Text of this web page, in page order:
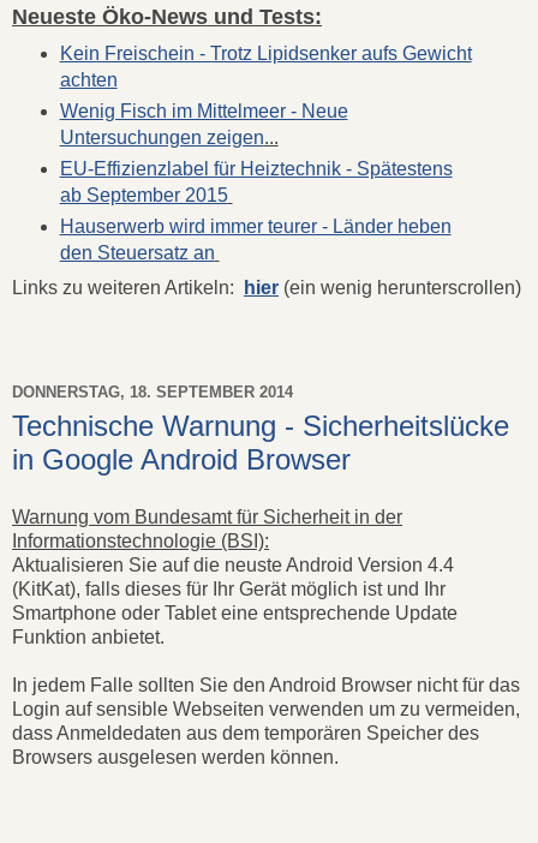
Neueste Öko-News und Tests:
Kein Freischein - Trotz Lipidsenker aufs Gewicht
achten
Wenig Fisch im Mittelmeer - Neue
Untersuchungen zeigen...
EU-Effizienzlabel für Heiztechnik - Spätestens
ab September 2015
Hauserwerb wird immer teurer - Länder heben
den Steuersatz an
Links zu weiteren Artikeln:
hier (ein wenig herunterscrollen)
DONNERSTAG, 18. SEPTEMBER 2014
Technische Warnung - Sicherheitslücke
in Google Android Browser
Warnung vom Bundesamt für Sicherheit in der
Informationstechnologie (BSI):
Aktualisieren Sie auf die neuste Android Version 4.4
(KitKat), falls dieses für Ihr Gerät möglich ist und Ihr
Smartphone oder Tablet eine entsprechende Update
Funktion anbietet.
In jedem Falle sollten Sie den Android Browser nicht für das
Login auf sensible Webseiten verwenden um zu vermeiden,
dass Anmeldedaten aus dem temporären Speicher des
Browsers ausgelesen werden können.